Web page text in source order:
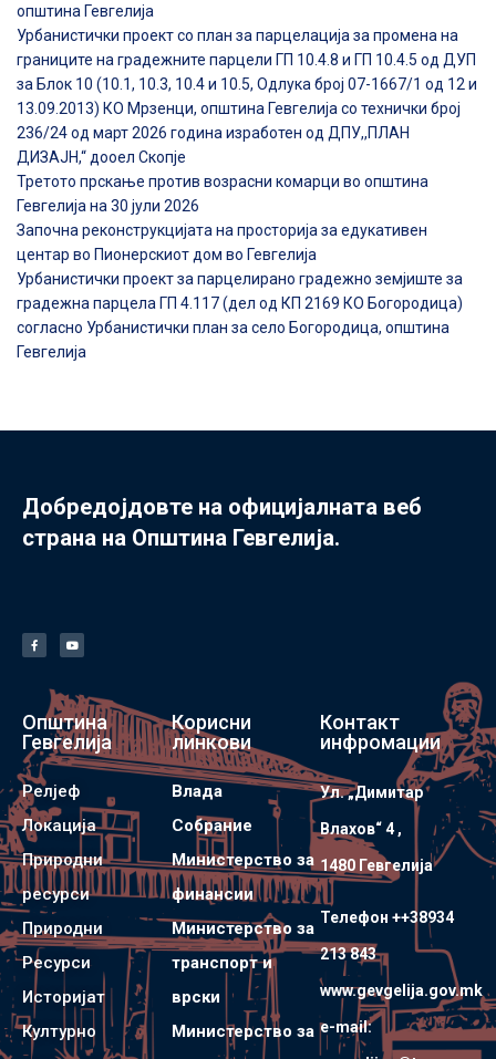
општина Гевгелија
Урбанистички проект со план за парцелација за промена на
границите на градежните парцели ГП 10.4.8 и ГП 10.4.5 од ДУП
за Блок 10 (10.1, 10.3, 10.4 и 10.5, Одлука број 07-1667/1 од 12 и
13.09.2013) КО Мрзенци, општина Гевгелија со технички број
236/24 од март 2026 година изработен од ДПУ,,ПЛАН
ДИЗАЈН,“ дооел Скопје
Третото прскање против возрасни комарци во општина
Гевгелија на 30 јули 2026
Започна реконструкцијата на просторија за едукативен
центар во Пионерскиот дом во Гевгелија
Урбанистички проект за парцелирано градежно земјиште за
градежна парцела ГП 4.117 (дел од КП 2169 КО Богородица)
согласно Урбанистички план за село Богородица, општина
Гевгелија
Добредојдовте на официјалната веб
страна на Општина Гевгелија.
Општина
Гевгелија
Релјеф
Локација
Природни
ресурси
Природни
Ресурси
Историјат
Културно
Корисни
линкови
Влада
Собрание
Министерство за
финансии
Министерство за
транспорт и
врски
Министерство за
Контакт
инфромации
Ул. „Димитар
Влахов“ 4 ,
1480 Гевгелијa
Телефон ++38934
213 843
www.gevgelija.gov.mk
e-mail: